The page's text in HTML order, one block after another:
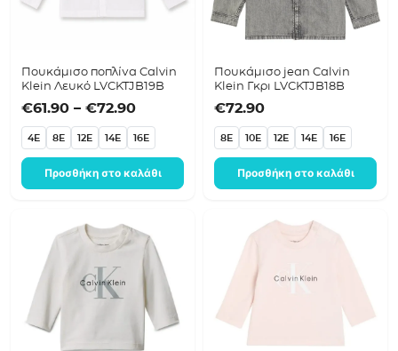
Πουκάμισο ποπλίνα Calvin
Klein Λευκό LVCKTJB19B
€61.90 – €72.90Price range: €61.90 through €72.90
4E 8E 12E 14E 16E
Προσθήκη στο καλάθι
Πουκάμισο jean Calvin
Klein Γκρι LVCKTJB18B
€72.90
8E 10E 12E 14E 16E
Προσθήκη στο καλάθι